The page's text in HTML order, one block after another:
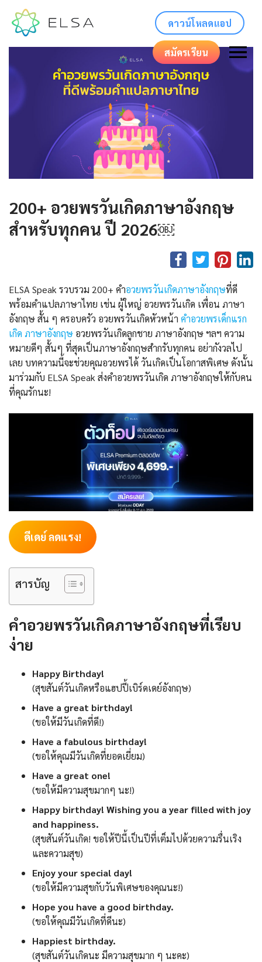
ดาวน์โหลดแอป
สมัครเรียน
200+ อวยพรวันเกิดภาษาอังกฤษ
สำหรับทุกคน ปี 2026￼
ELSA Speak รวบรวม 200+ คำอวยพรวันเกิดภาษาอังกฤษที่ดี
พร้อมคำแปลภาษาไทย เช่น ผู้ใหญ่ อวยพรวันเกิด เพื่อน ภาษา
อังกฤษ สั้น ๆ ครอบครัว อวยพรวันเกิดหัวหน้า คําอวยพรเด็กแรก
เกิด ภาษาอังกฤษ อวยพรวันเกิดลูกชาย ภาษาอังกฤษ ฯลฯ ความ
หมายดีๆ สั้นๆ ที่สุดเป็นภาษาอังกฤษสำกรับทุกคน อย่ากังวลไป
เลย บทความนี้จะช่วยคุณอวยพรได้ วันเกิดเป็นโอกาสพิเศษ ดังนั้น
มาร่วมกับ ELSA Speak ส่งคำอวยพรวันเกิด ภาษาอังกฤษให้กับคน
ที่คุณรักนะ!
ดีเดย์ ลดแรง!
สารบัญ
คำอวยพรวันเกิดภาษาอังกฤษที่เรียบ
ง่าย
Happy Birthday!
(สุขสันต์วันเกิดหรือแฮปปี้เบิร์ดเดย์อังกฤษ)
Have a great birthday!
(ขอให้มีวันเกิดที่ดี!)
Have a fabulous birthday!
(ขอให้คุณมีวันเกิดที่ยอดเยี่ยม)
Have a great one!
(ขอให้มีความสุขมากๆ นะ!)
Happy birthday! Wishing you a year filled with joy
and happiness.
(สุขสันต์วันเกิด! ขอให้ปีนี้เป็นปีที่เต็มไปด้วยความรื่นเริง
และความสุข)
Enjoy your special day!
(ขอให้มีความสุขกับวันพิเศษของคุณนะ!)
Hope you have a good birthday.
(ขอให้คุณมีวันเกิดที่ดีนะ)
Happiest birthday.
(สุขสันต์วันเกิดนะ มีความสุขมาก ๆ นะคะ)